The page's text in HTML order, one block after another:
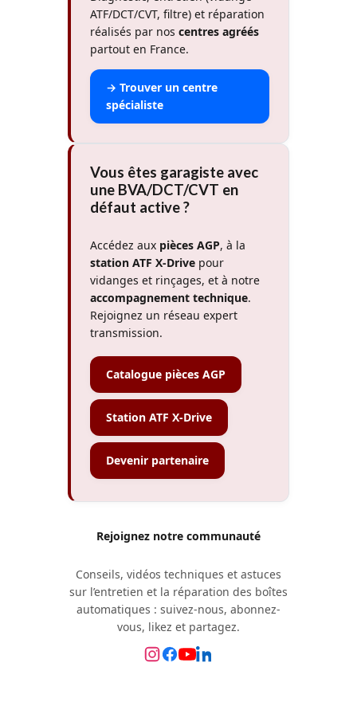
ATF/DCT/CVT, filtre) et réparation
réalisés par nos centres agréés
partout en France.
→ Trouver un centre
spécialiste
Vous êtes garagiste avec
une BVA/DCT/CVT en
défaut active ?
Accédez aux pièces AGP, à la
station ATF X-Drivepour
vidanges et rinçages, et à notre
accompagnement technique.
Rejoignez un réseau expert
transmission.
Catalogue pièces AGP
Station ATF X-Drive
Devenir partenaire
Rejoignez notre communauté
Conseils, vidéos techniques et astuces
sur l’entretien et la réparation des boîtes
automatiques : suivez-nous, abonnez-
vous, likez et partagez.